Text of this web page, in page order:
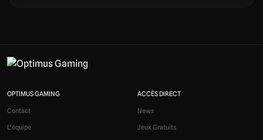
OPTIMUS GAMING
Contact
L'équipe
ACCÈS DIRECT
News
Jeux Gratuits